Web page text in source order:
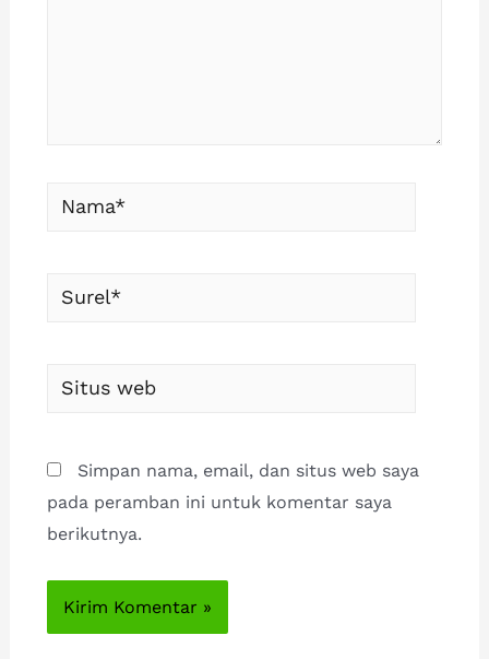
Nama*
Surel*
Situs
Simpan nama, email, dan situs web saya
pada peramban ini untuk komentar saya
berikutnya.